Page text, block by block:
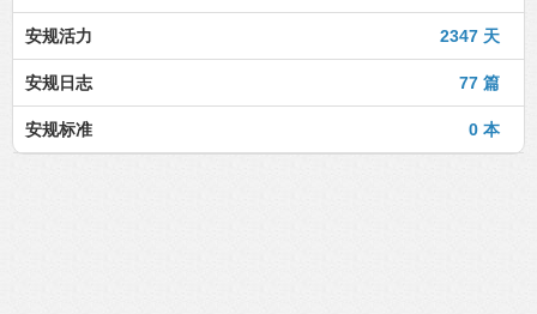
2347 天
安规活力
77 篇
安规日志
0 本
安规标准